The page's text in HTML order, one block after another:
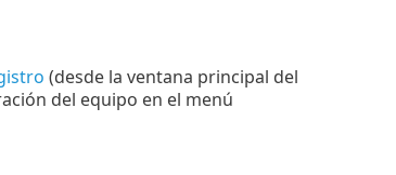
(desde la ventana principal del
del equipo en el menú